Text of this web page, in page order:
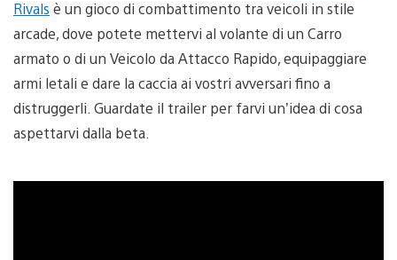
Rivals è un gioco di combattimento tra veicoli in stile
arcade, dove potete mettervi al volante di un Carro
armato o di un Veicolo da Attacco Rapido, equipaggiare
armi letali e dare la caccia ai vostri avversari fino a
distruggerli. Guardate il trailer per farvi un’idea di cosa
aspettarvi dalla beta.